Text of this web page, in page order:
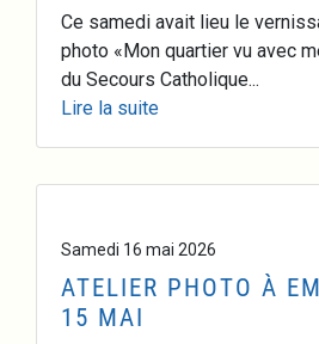
Ce samedi avait lieu le
photo «Mon quartier vu avec
du Secours Catholique...
Lire la suite
Samedi 16 mai 2026
ATELIER PHOTO À
15 MAI